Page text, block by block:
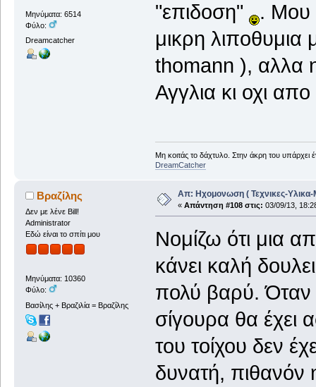
Μηνύματα: 6514
Φύλο:
Dreamcatcher
"επιδοση"
. Μου
μικρη λιποθυμια
thomann ), αλλα
Αγγλια κι οχι
Μη κοιτάς το δάχτυλο. Στην άκρη του υπάρχει
DreamCatcher
Βραζίλης
Δεν με λένε Bill!
Administrator
Εδώ είναι το σπίτι μου
Μηνύματα: 10360
Φύλο:
Βασίλης + Βραζιλία = Βραζίλης
Απ: Ηχομονωση ( Τεχνικες-Υλικα-
« Απάντηση #108 στις: 03/09/13,
Νομίζω ότι μια
κάνει καλή
πολύ βαρύ. Όταν
σίγουρα θα έχει
του τοίχου δεν
δυνατή, πιθανόν